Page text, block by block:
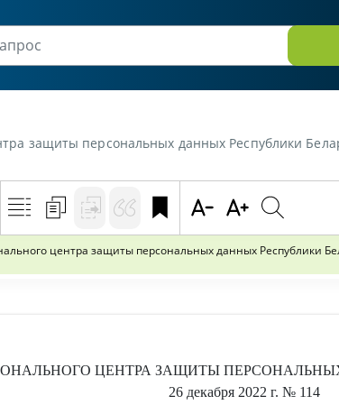
данных Республики Беларусь от 26 декабря 2022 г. №114 «Об изменении приказа
центра защиты персональных данных Республики
ЦЕНТРА ЗАЩИТЫ
26 декабря 2022 г. № 114